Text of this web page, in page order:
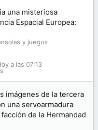
una misteriosa
Espacial Europea:
y juegos
a las 07:13
imágenes de la tercera
una servoarmadura
de la Hermandad